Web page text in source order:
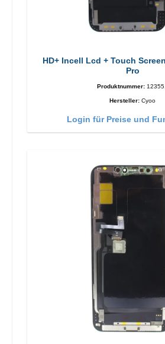
HD+ Incell Lcd + Touch
Pro
Produktnummer:
Hersteller: Cyoo
Login für Preise und